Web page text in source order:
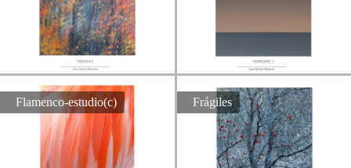
Flamenco-estudio(c) Frágiles